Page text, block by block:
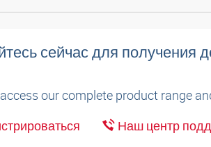
сейчас для получения
our complete product range
Наш центр